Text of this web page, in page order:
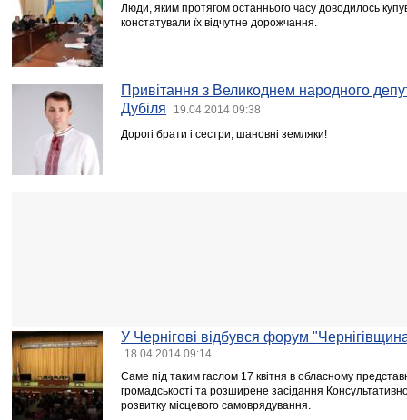
Люди, яким протягом останнього часу доводилось
констатували їх відчутне дорожчання.
Привітання з Великоднем народного
Дубіля
19.04.2014 09:38
Дорогі брати і сестри, шановні земляки!
У Чернігові відбувся форум
18.04.2014 09:14
Саме під таким гаслом 17 квітня в обласному
громадськості та розширене засідання
розвитку місцевого самоврядування.